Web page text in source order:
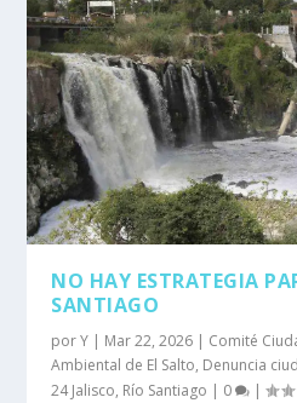
NO HAY ESTRATEGIA
SANTIAGO
porY | Mar 22, 2026 | Comité
Ambiental de El Salto, Denuncia
24 Jalisco, Río Santiago | 0 |